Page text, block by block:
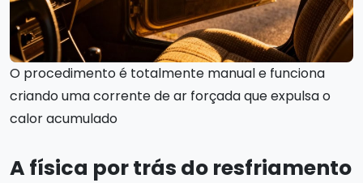
O procedimento é totalmente manual e funciona
criando uma corrente de ar forçada que expulsa o
calor acumulado
A física por trás do resfriamento